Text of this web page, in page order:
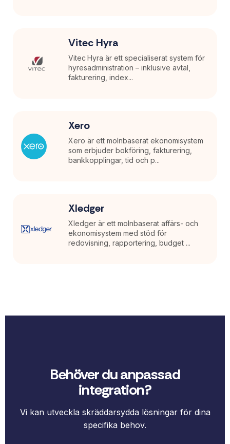
Vitec Hyra
Vitec Hyra är ett specialiserat system för
hyresadministration – inklusive avtal,
fakturering, index...
Xero
Xero är ett molnbaserat ekonomisystem
som erbjuder bokföring, fakturering,
bankkopplingar, tid och p...
Xledger
Xledger är ett molnbaserat affärs- och
ekonomisystem med stöd för
redovisning, rapportering, budget ...
Behöver du anpassad
integration?
Vi kan utveckla skräddarsydda lösningar för dina
specifika behov.